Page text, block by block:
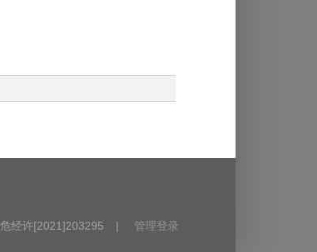
经许[2021]203295 | 管理登录